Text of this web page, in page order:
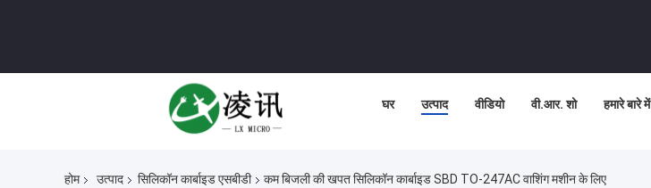
घर उत्पाद वीडियो वी.आर. शो हमारे बारे में
होम उत्पाद सिलिकॉन कार्बाइड एसबीडी कम बिजली की खपत सिलिकॉन कार्बाइड SBD TO-247AC वाशिंग मशीन के लिए